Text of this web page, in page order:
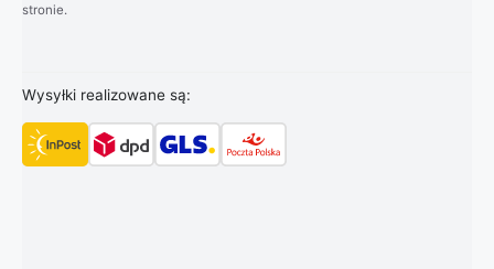
stronie.
Wysyłki realizowane są: